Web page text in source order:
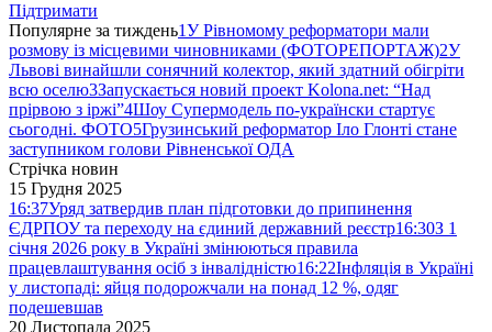
Підтримати
Популярне за тиждень1У Рівномому реформатори мали
розмову із місцевими чиновниками (ФОТОРЕПОРТАЖ)2У
Львові винайшли сонячний колектор, який здатний обігріти
всю оселю3Запускається новий проект Kolona.net: “Над
прірвою з іржі”4Шоу Супермодель по-українски стартує
сьогодні. ФОТО5Грузинський реформатор Іло Глонті стане
заступником голови Рівненської ОДА
Стрічка новин
15 Грудня 2025
16:37Уряд затвердив план підготовки до припинення
ЄДРПОУ та переходу на єдиний державний реєстр16:30З 1
січня 2026 року в Україні змінюються правила
працевлаштування осіб з інвалідністю16:22Інфляція в Україні
у листопаді: яйця подорожчали на понад 12 %, одяг
подешевшав
20 Листопада 2025